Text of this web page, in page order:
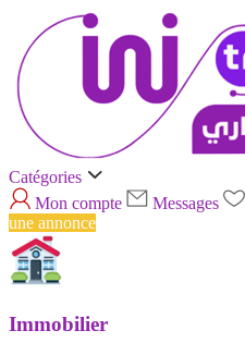
Catégories
Mon compte
Messages
une annonce
Immobilier